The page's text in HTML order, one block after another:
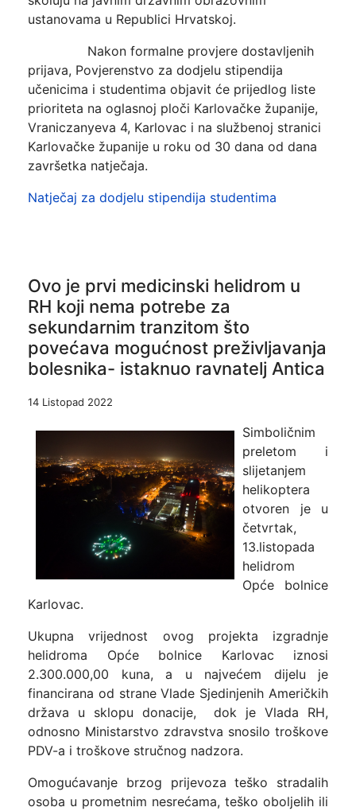
ustanovama u Republici Hrvatskoj.
Nakon formalne provjere dostavljenih
prijava, Povjerenstvo za dodjelu stipendija
učenicima i studentima objavit će prijedlog liste
prioriteta na oglasnoj ploči Karlovačke županije,
Vraniczanyeva 4, Karlovac i na službenoj stranici
Karlovačke županije u roku od 30 dana od dana
završetka natječaja.
Natječaj za dodjelu stipendija studentima
Ovo je prvi medicinski helidrom u
RH koji nema potrebe za
sekundarnim tranzitom što
povećava mogućnost preživljavanja
bolesnika- istaknuo ravnatelj Antica
14 Listopad 2022
Simboličnim
preletom i
slijetanjem
helikoptera
otvoren je u
četvrtak,
13.listopada
helidrom
Opće bolnice
Karlovac.
Ukupna vrijednost ovog projekta izgradnje
helidroma Opće bolnice Karlovac iznosi
2.300.000,00 kuna, a u najvećem dijelu je
financirana od strane Vlade Sjedinjenih Američkih
država u sklopu donacije, dok je Vlada RH,
odnosno Ministarstvo zdravstva snosilo troškove
PDV-a i troškove stručnog nadzora.
Omogućavanje brzog prijevoza teško stradalih
osoba u prometnim nesrećama, teško oboljelih ili